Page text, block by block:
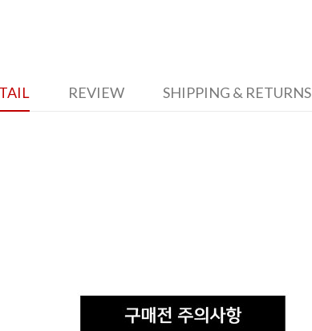
REVIEW SHIPPING & RETURNS